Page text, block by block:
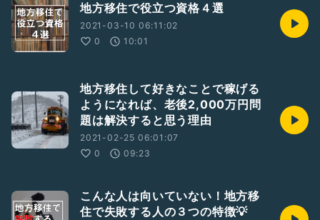
地方移住で役立つ資格４選
2021-03-10 06:11:02
0
10:01
地方移住して好きなことで稼げる
ようになれば、老後2,000万円問
題は解決すると思う理由
2021-02-25 06:01:07
0
09:23
こんな人は向いていない！地方移
住で失敗する人の３つの特徴💡